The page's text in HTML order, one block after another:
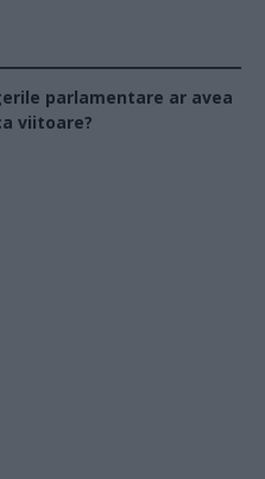
parlamentare ar avea
viitoare?